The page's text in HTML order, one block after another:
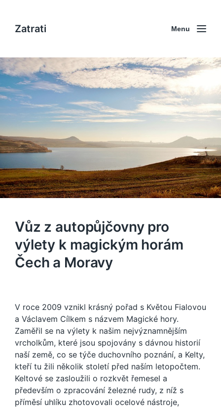
Zatrati Menu
Vůz z autopůjčovny pro
výlety k magickým horám
Čech a Moravy
V roce 2009 vznikl krásný pořad s Květou Fialovou
a Václavem Cílkem s názvem Magické hory.
Zaměřil se na výlety k našim nejvýznamnějším
vrcholkům, které jsou spojovány s dávnou historií
naší země, co se týče duchovního poznání, a Kelty,
kteří tu žili několik století před naším letopočtem.
Keltové se zasloužili o rozkvět řemesel a
především o zpracování železné rudy, z níž s
příměsí uhlíku zhotovovali ocelové nástroje,